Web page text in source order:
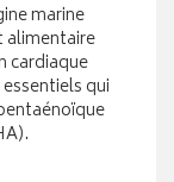
marine
alimentaire
cardiaque
qui